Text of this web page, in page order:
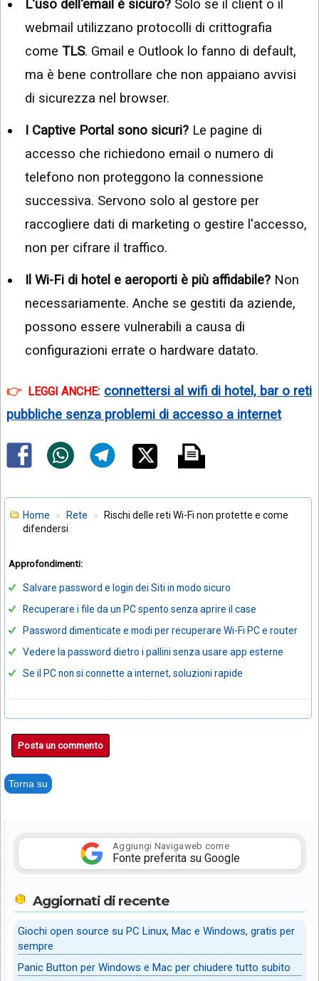
L'uso dell'email è sicuro? Solo se il client o il
webmail utilizzano protocolli di crittografia
come TLS. Gmail e Outlook lo fanno di default,
ma è bene controllare che non appaiano avvisi
di sicurezza nel browser.
I Captive Portal sono sicuri? Le pagine di
accesso che richiedono email o numero di
telefono non proteggono la connessione
successiva. Servono solo al gestore per
raccogliere dati di marketing o gestire l'accesso,
non per cifrare il traffico.
Il Wi-Fi di hotel e aeroporti è più affidabile? Non
necessariamente. Anche se gestiti da aziende,
possono essere vulnerabili a causa di
configurazioni errate o hardware datato.
LEGGI ANCHE: connettersi al wifi di hotel, bar o reti
pubbliche senza problemi di accesso a internet
Home Rete
Rischi delle reti Wi-Fi non protette e come
difendersi
Approfondimenti:
Salvare password e login dei Siti in modo sicuro
Recuperare i file da un PC spento senza aprire il case
Password dimenticate e modi per recuperare Wi-Fi PC e router
Vedere la password dietro i pallini senza usare app esterne
Se il PC non si connette a internet, soluzioni rapide
Posta un commento
Torna su
Aggiungi Navigaweb come
Fonte preferita su Google
Aggiornati di recente
Giochi open source su PC Linux, Mac e Windows, gratis per
sempre
Panic Button per Windows e Mac per chiudere tutto subito